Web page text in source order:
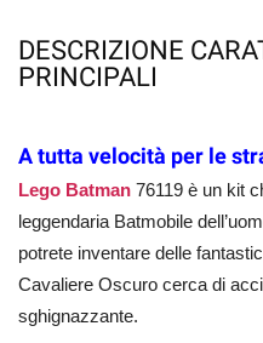
DESCRIZIONE
PRINCIPALI
A tutta velocità per le
Lego Batman 76119 è un kit
leggendaria Batmobile
potrete inventare delle
Cavaliere Oscuro cerca di
sghignazzante.